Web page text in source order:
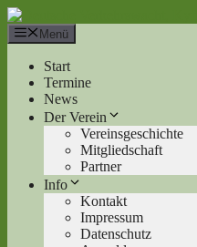
Zum
Inhalt
springen
Menü
Start
Termine
News
Der Verein
Vereinsgeschichte
Mitgliedschaft
Partner
Info
Kontakt
Impressum
Datenschutz